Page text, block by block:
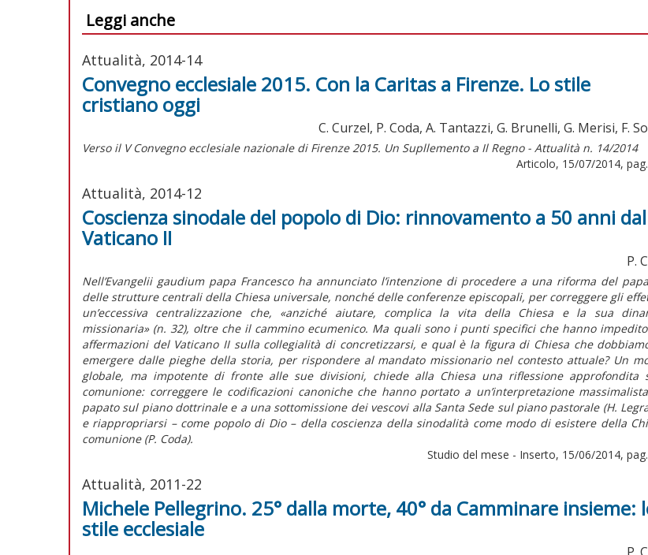
Leggi anche
Attualità, 2014-14
Convegno ecclesiale 2015. Con la Caritas a Firenze. Lo stile
cristiano oggi
C. Curzel, P. Coda, A. Tantazzi, G. Brunelli, G. Merisi, F.
Verso il V Convegno ecclesiale nazionale di Firenze 2015. Un Supllemento a Il Regno - Attualità n. 14/2014
Articolo, 15/07/2014,
Attualità, 2014-12
Coscienza sinodale del popolo di Dio: rinnovamento a 50 anni dal
Vaticano II
P.
Nell’Evangelii gaudium papa Francesco ha annunciato l’intenzione di procedere a una riforma del
delle strutture centrali della Chiesa universale, nonché delle conferenze episcopali, per correggere gli
un’eccessiva centralizzazione che, «anziché aiutare, complica la vita della Chiesa e la sua
missionaria» (n. 32), oltre che il cammino ecumenico. Ma quali sono i punti specifici che hanno
affermazioni del Vaticano II sulla collegialità di concretizzarsi, e qual è la figura di Chiesa che
emergere dalle pieghe della storia, per rispondere al mandato missionario nel contesto attuale? Un
globale, ma impotente di fronte alle sue divisioni, chiede alla Chiesa una riflessione approfondita
comunione: correggere le codificazioni canoniche che hanno portato a un’interpretazione
papato sul piano dottrinale e a una sottomissione dei vescovi alla Santa Sede sul piano pastorale (H.
e riappropriarsi – come popolo di Dio – della coscienza della sinodalità come modo di esistere della
comunione (P. Coda).
Studio del mese - Inserto, 15/06/2014,
Attualità, 2011-22
Michele Pellegrino. 25° dalla morte, 40° da Camminare insieme:
stile ecclesiale